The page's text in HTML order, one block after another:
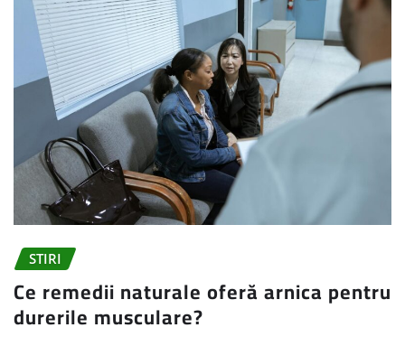
STIRI
Ce remedii naturale oferă arnica pentru
durerile musculare?